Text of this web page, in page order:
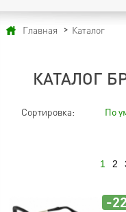
Главная Каталог
КАТАЛОГ
Сортировка: По
1 2
-